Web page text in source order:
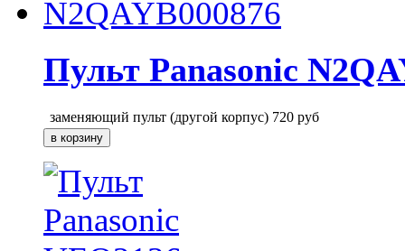
Пульт Panasonic
заменяющий пульт (другой корпус) 720 руб